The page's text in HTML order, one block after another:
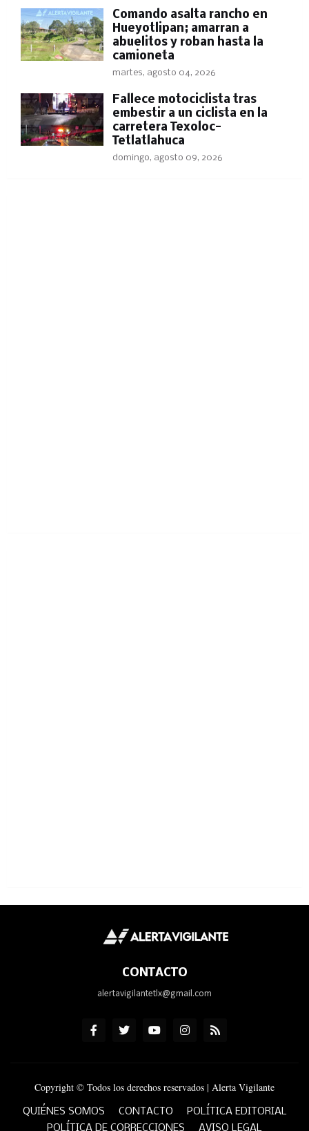
Comando asalta rancho en
Hueyotlipan; amarran a
abuelitos y roban hasta la
camioneta
martes, agosto 04, 2026
Fallece motociclista tras
embestir a un ciclista en la
carretera Texoloc-
Tetlatlahuca
domingo, agosto 09, 2026
CONTACTO
alertavigilantetlx@gmail.com
Copyright © Todos los derechos reservados | Alerta Vigilante
QUIÉNES SOMOS CONTACTO
POLÍTICA EDITORIAL
POLÍTICA DE CORRECCIONES
AVISO LEGAL